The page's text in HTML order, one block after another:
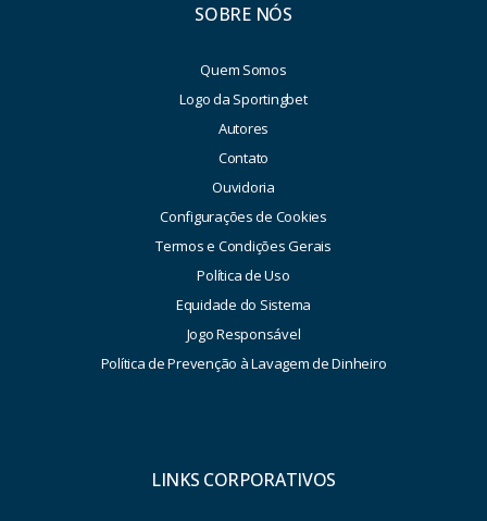
SOBRE NÓS
Quem Somos
Logo da Sportingbet
Autores
Contato
Ouvidoria
Configurações de Cookies
Termos e Condições Gerais
Política de Uso
Equidade do Sistema
Jogo Responsável
Política de Prevenção à Lavagem de Dinheiro
LINKS CORPORATIVOS